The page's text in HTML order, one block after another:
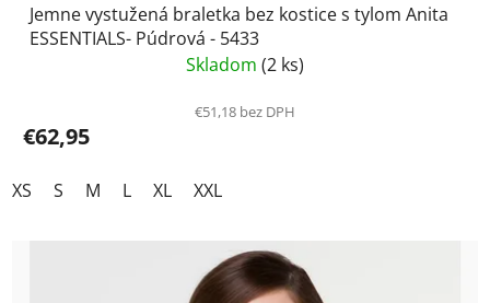
Jemne vystužená braletka bez kostice s tylom Anita
ESSENTIALS- Púdrová - 5433
Skladom (2 ks)
€51,18 bez DPH
€62,95
XS S M L XL XXL